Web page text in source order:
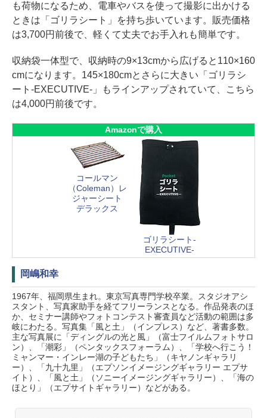
も荷物になるため、電車やバスを使って撮影に出かける
ときは「ゴリラシート」を持ち歩いています。販売価格
は3,700円前後で、軽くて丈夫でお手入れも簡単です。
収納袋一体型で、収納時の9×13cmから広げると110×160
cmになります。145×180cmとさらに大きい「ゴリラシ
ート-EXECUTIVE-」もラインアップされていて、こちら
は4,000円前後です。
Amazonで購入
コールマン
（Coleman）レ
ジャーシート
デラックス
ゴリラシート-
EXECUTIVE-
岡嶋和幸
1967年、福岡県生まれ。東京写真専門学校卒業。スタジオアシ
スタント、写真家助手を経てフリーランスとなる。作品発表のほ
か、セミナー講師やフォトコンテスト審査員など活動の範囲は多
岐にわたる。写真集「風と土」（インプレス）など、著書多数。
主な写真展に「ディングルの光と風」（富士フイルムフォトサロ
ン）、「潮彩」（ペンタックスフォーラム）、「学校へ行こう！
ミャンマー・インレー湖の子どもたち」（キヤノンギャラリ
ー）、「九十九里」（エプソンイメージングギャラリー エプサ
イト）、「風と土」（ソニーイメージングギャラリー）、「海の
ほとり」（エプサイトギャラリー）などがある。